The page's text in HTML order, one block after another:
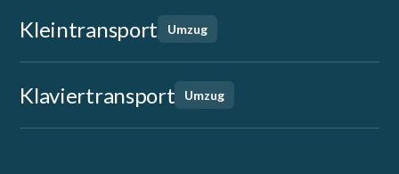
Kleintransport Umzug
Klaviertransport Umzug